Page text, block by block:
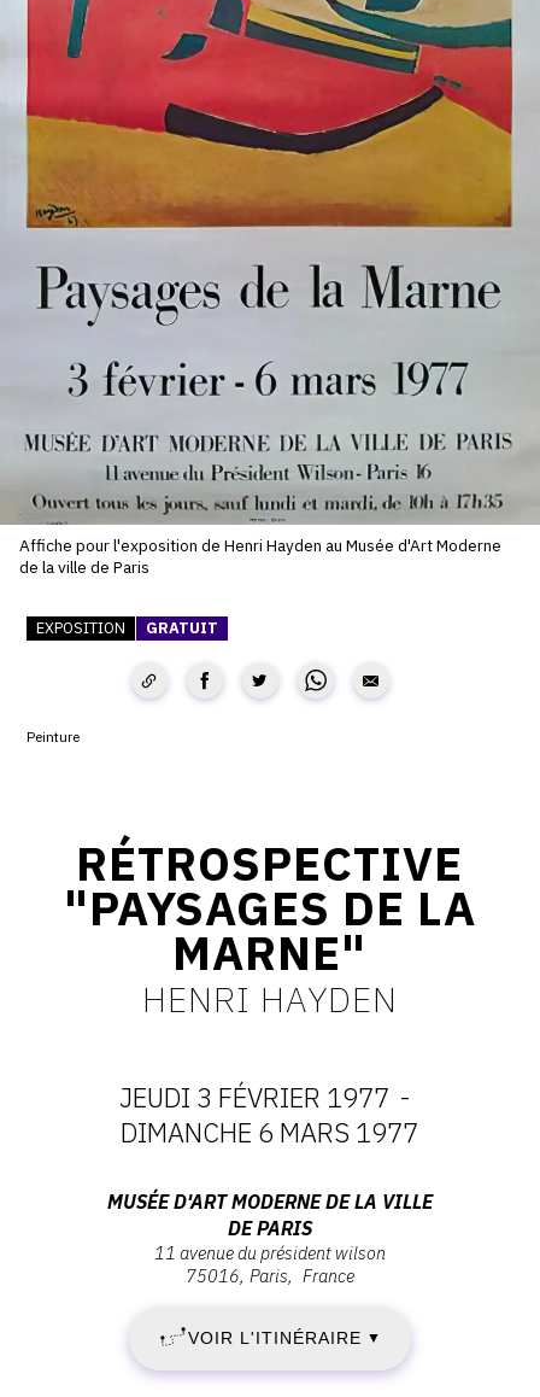
SERVICES
CRÉER SON CATALOGUE RAISONNÉ
ABONNEMENTS DÉDIÉS AUX GALERISTES
CRÉER SON CATALOGUE D'EXPO
PUBLIER SES EXPOSITIONS
DEVENIR CONTRIBUTEUR
L'ÉQUIPE OAM
À PROPOS D'OAM
CGV
FACEBOOK
TWITTER
PINTEREST
Affiche pour l'exposition de Henri Hayden au Musée d'Art Moderne
de la ville de Paris
EXPOSITION GRATUIT
Peinture
RÉTROSPECTIVE
"PAYSAGES DE LA
MARNE"
HENRI HAYDEN
DATES
:
JEUDI
3
FÉVRIER
JEUDI 3 FÉVRIER 1977 -
DIMANCHE 6 MARS 1977
AdresseMUSÉE D'ART MODERNE DE LA VILLE
DE PARIS
11 avenue du président wilson
75016 Paris France
VOIR L'ITINÉRAIRE ▼